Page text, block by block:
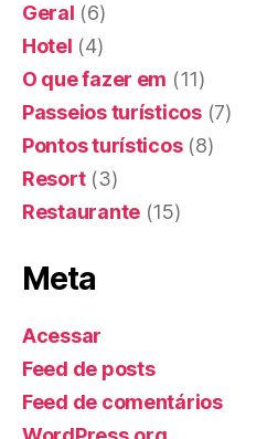
Geral (6)
Hotel (4)
O que fazer em (11)
Passeios turísticos(7)
Pontos turísticos(8)
Resort(3)
Restaurante (15)
Meta
Acessar
Feed de posts
Feed de comentários